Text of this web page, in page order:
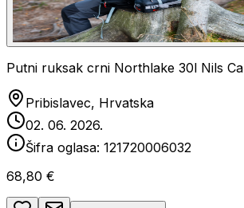
Putni ruksak crni Northlake 30l Nils
Pribislavec, Hrvatska
02. 06. 2026.
Šifra oglasa: 121720006032
68,80 €